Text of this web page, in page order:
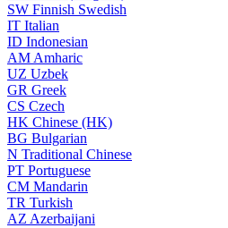
SW Finnish Swedish
IT Italian
ID Indonesian
AM Amharic
UZ Uzbek
GR Greek
CS Czech
HK Chinese (HK)
BG Bulgarian
N Traditional Chinese
PT Portuguese
CM Mandarin
TR Turkish
AZ Azerbaijani